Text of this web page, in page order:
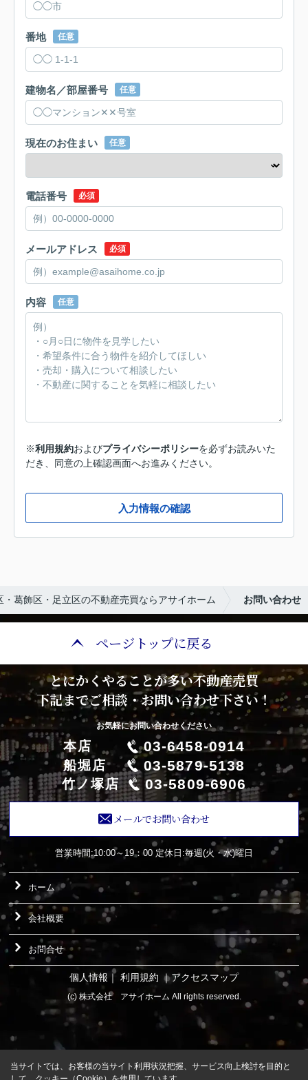
番地 任意
建物名／部屋番号 任意
現在のお住まい 任意
電話番号 必須
メールアドレス 必須
内容 任意
※利用規約およびプライバシーポリシーを必ずお読みいた
だき、同意の上確認画面へお進みください。
入力情報の確認
・葛飾区・足立区の不動産売買ならアサイホーム お問い合わせ
ページトップに戻る
とにかくやることが多い不動産売買
下記までご相談・お問い合わせ下さい！
お気軽にお問い合わせください
本店 03-6458-0914
船堀店 03-5879-5138
竹ノ塚店 03-5809-6906
メールでお問い合わせ
営業時間:10:00～19：00 定休日:毎週(火・水)曜日
ホーム
会社概要
お問合せ
個人情報 ｜ 利用規約 ｜アクセスマップ
(c) 株式会社 アサイホーム All rights reserved.
当サイトでは、お客様の当サイト利用状況把握、サービス向上検討を目的と